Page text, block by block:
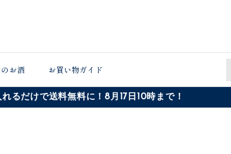
お酒 お買い物ガイド
るだけで送料無料に！8月17日10時まで！